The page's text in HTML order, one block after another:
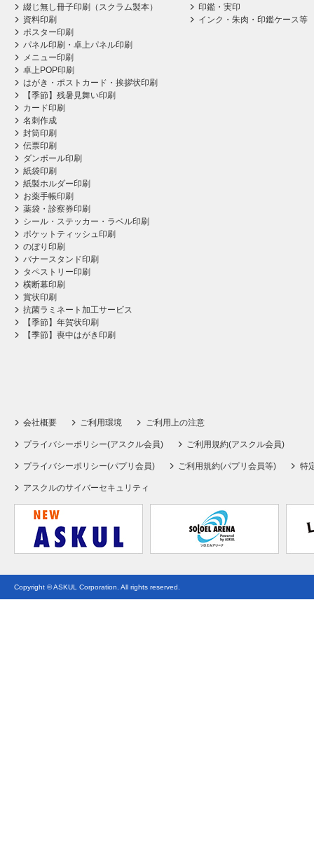
綴じ無し冊子印刷（スクラム製本）
資料印刷
ポスター印刷
パネル印刷・卓上パネル印刷
メニュー印刷
卓上POP印刷
はがき・ポストカード・挨拶状印刷
【季節】残暑見舞い印刷
カード印刷
名刺作成
封筒印刷
伝票印刷
ダンボール印刷
紙袋印刷
紙製ホルダー印刷
お薬手帳印刷
薬袋・診察券印刷
シール・ステッカー・ラベル印刷
ポケットティッシュ印刷
のぼり印刷
バナースタンド印刷
タペストリー印刷
横断幕印刷
賞状印刷
抗菌ラミネート加工サービス
【季節】年賀状印刷
【季節】喪中はがき印刷
印鑑・実印
インク・朱肉・印鑑ケース等
会社概要 ご利用環境 ご利用上の注意
プライバシーポリシー(アスクル会員) ご利用規約(アスクル会員)
プライバシーポリシー(パプリ会員) ご利用規約(パプリ会員等) 特
アスクルのサイバーセキュリティ
Copyright © ASKUL Corporation. All rights reserved.